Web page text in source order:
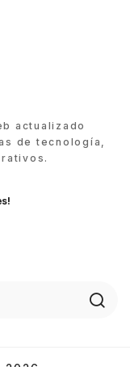
actualizado
de tecnología,